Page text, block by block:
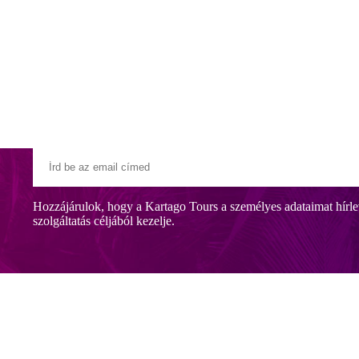
és jázminok díszítenek. Hatalmas medence,
a nyugalmat és a pihenést egy kőhajításnyira az egyedülálló
Hozzájárulok, hogy a Kartago Tours a személyes adataimat
szolgáltatás céljából kezelje.